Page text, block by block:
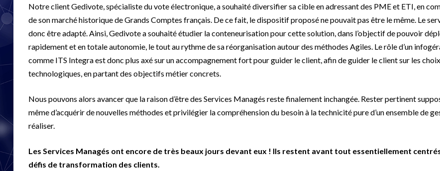
Notre client Gedivote, spécialiste du vote électronique, a souhaité diversifier sa cible en adressant des PME et ETI, en
de son marché historique de Grands Comptes français. De ce fait, le dispositif proposé ne pouvait pas être le même. Le
donc être adapté. Ainsi, Gedivote a souhaité étudier la conteneurisation pour cette solution, dans l’objectif de pouvoir
rapidement et en totale autonomie, le tout au rythme de sa réorganisation autour des méthodes Agiles. Le rôle d’un
comme ITS Integra est donc plus axé sur un accompagnement fort pour guider le client, afin de guider le client sur les choix
technologiques, en partant des objectifs métier concrets.
Nous pouvons alors avancer que la raison d’être des Services Managés reste finalement inchangée. Rester pertinent
même d’acquérir de nouvelles méthodes et privilégier la compréhension du besoin à la technicité pure d’un ensemble de
réaliser.
Les Services Managés ont encore de très beaux jours devant eux ! Ils restent avant tout essentiellement
défis de transformation des clients.